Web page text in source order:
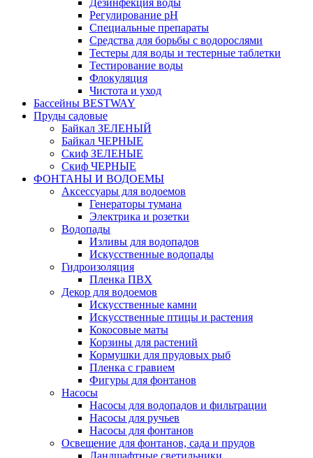
Дезинфекция воды
Регулирование pH
Специальные препараты
Средства для борьбы с водорослями
Тестеры для воды и тестерные таблетки
Тестирование воды
Флокуляция
Чистота и уход
Бассейны BESTWAY
Пруды садовые
Байкал ЗЕЛЕНЫЙ
Байкал ЧЕРНЫЕ
Скиф ЗЕЛЕНЫЕ
Скиф ЧЕРНЫЕ
ФОНТАНЫ И ВОДОЕМЫ
Аксессуары для водоемов
Генераторы тумана
Электрика и розетки
Водопады
Изливы для водопадов
Искусственные водопады
Гидроизоляция
Пленка ПВХ
Декор для водоемов
Искусственные камни
Искусственные птицы и растения
Кокосовые маты
Корзины для растений
Кормушки для прудовых рыб
Пленка с гравием
Фигуры для фонтанов
Насосы
Насосы для водопадов и фильтрации
Насосы для ручьев
Насосы для фонтанов
Освещение для фонтанов, сада и прудов
Ландшафтные светильники